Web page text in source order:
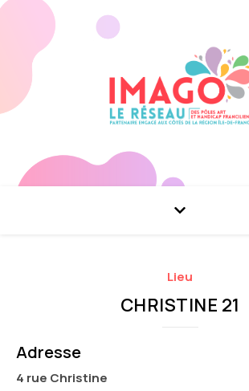
Lieu
CHRISTINE 21
Adresse
4 rue Christine